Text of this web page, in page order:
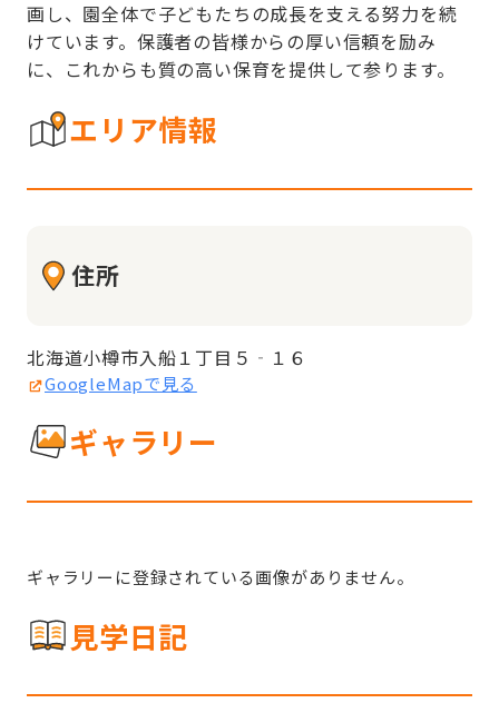
画し、園全体で子どもたちの成長を支える努力を続
けています。保護者の皆様からの厚い信頼を励み
に、これからも質の高い保育を提供して参ります。
エリア情報
住所
北海道小樽市入船１丁目５‐１６
GoogleMapで見る
ギャラリー
ギャラリーに登録されている画像がありません。
見学日記